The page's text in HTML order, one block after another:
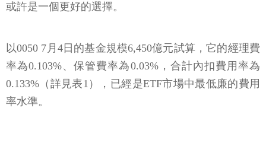
或許是一個更好的選擇。
以0050 7月4日的基金規模6,450億元試算，它的經理費
率為0.103%、保管費率為0.03%，合計內扣費用率為
0.133%（詳見表1），已經是ETF市場中最低廉的費用
率水準。